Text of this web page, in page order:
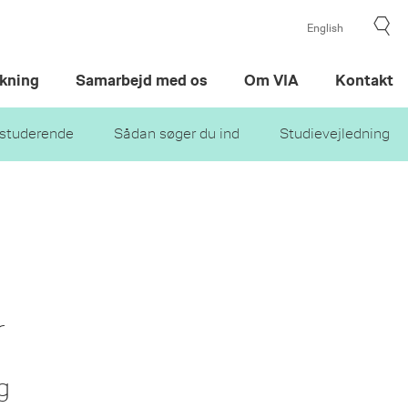
English
Sådan søger du ind Studievejledning
Samarbejd med os Om VIA Kontakt